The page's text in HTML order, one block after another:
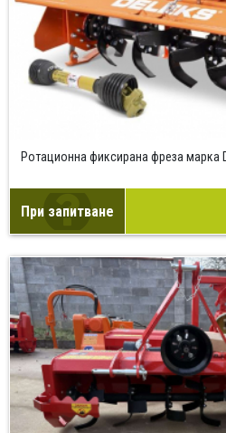
Ротационна фиксирана фреза марка
При запитване